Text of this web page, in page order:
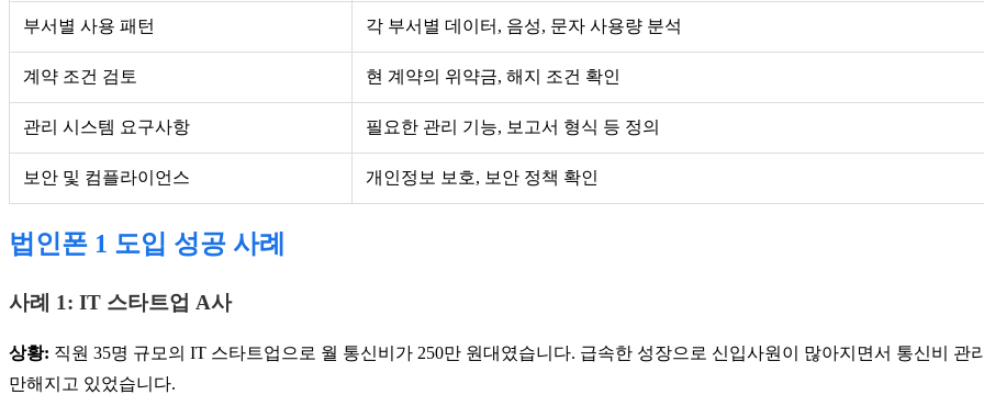
부서별 사용 패턴 각 부서별 데이터, 음성, 문자 사용량 분석
계약 조건 검토 현 계약의 위약금, 해지 조건 확인
관리 시스템 요구사항 필요한 관리 기능, 보고서 형식 등 정의
보안 및 컴플라이언스 개인정보 보호, 보안 정책 확인
법인폰 1 도입 성공 사례
사례 1: IT 스타트업 A사
상황: 직원 35명 규모의 IT 스타트업으로 월 통신비가 250만 원대였습니다. 급속한 성장으로 신입사원이 많아지면서 통신비 관
만해지고 있었습니다.